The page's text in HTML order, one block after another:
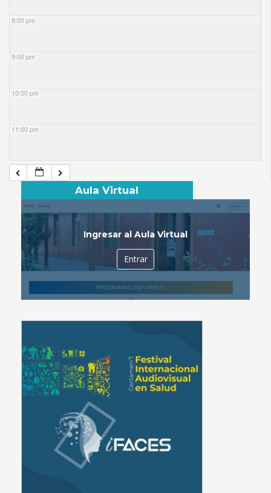
8:00 pm
9:00 pm
10:00 pm
11:00 pm
Aula Virtual
Ingresar al Aula Virtual
Entrar